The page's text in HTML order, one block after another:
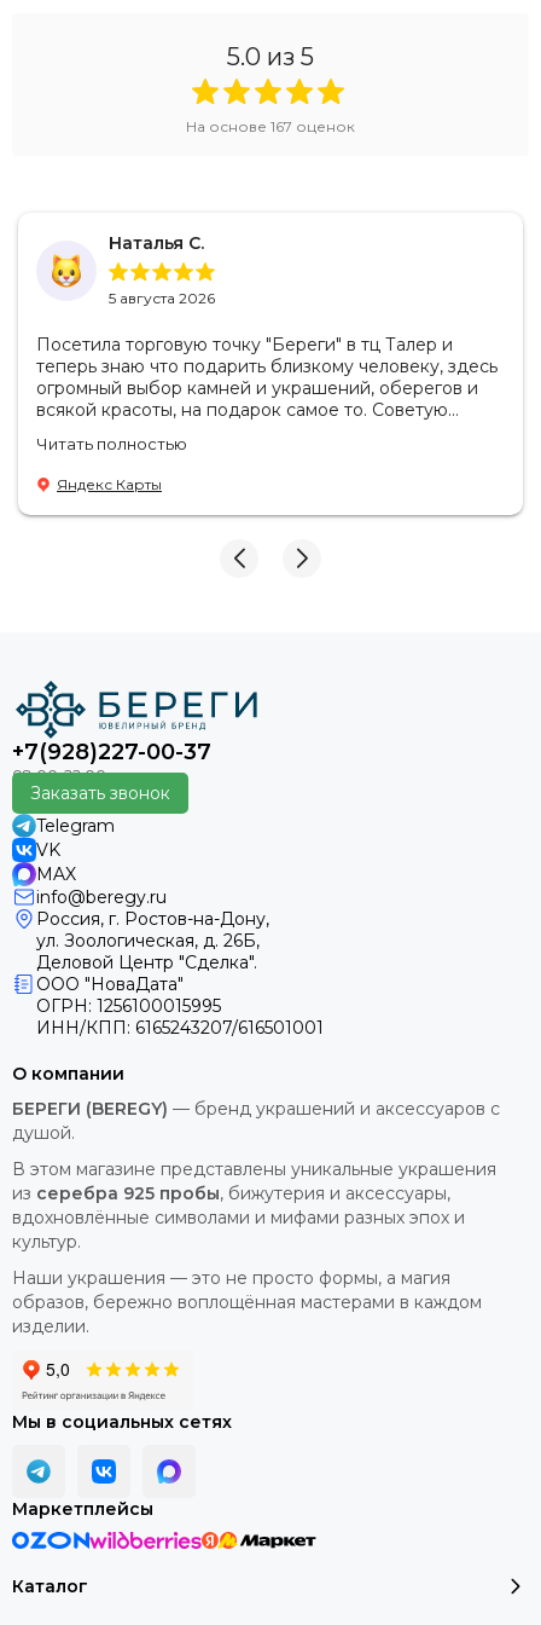
Вы сомневаетесь, не уверены в выборе? Нужна
консультация? Специалисты Beregy всегда готовы помочь,
заберите заказ из ближайшего пункта самовывоза Beregy
по всей России.
5.0 из 5
На основе 167 оценок
Наталья С.
5 августа 2026
Посетила торговую точку "Береги" в тц Талер и
теперь знаю что подарить близкому человеку, здесь
огромный выбор камней и украшений, оберегов и
всякой красоты, на подарок самое то. Советую
Продавцы-консультанты сориентируют, дадут
подсказки на что обратить внимание . Приветливый
персонал.
Читать полностью
Яндекс Карты
+7(928)227-00-37
Заказать звонок
Telegram
VK
MAX
info@beregy.ru
Россия, г. Ростов-на-Дону,
ул. Зоологическая, д. 26Б,
Деловой Центр "Сделка".
ООО "НоваДата"
ОГРН: 1256100015995
ИНН/КПП: 6165243207/616501001
Каталог
О компании
БЕРЕГИ (BEREGY) — бренд украшений и аксессуаров с
душой.
В этом магазине представлены уникальные украшения
из серебра 925 пробы, бижутерия и аксессуары,
вдохновлённые символами и мифами разных эпох и
культур.
Наши украшения — это не просто формы, а магия
образов, бережно воплощённая мастерами в каждом
изделии.
Мы в социальных сетях
Маркетплейсы